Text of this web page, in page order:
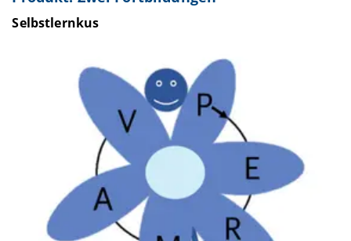
Selbstlernkus